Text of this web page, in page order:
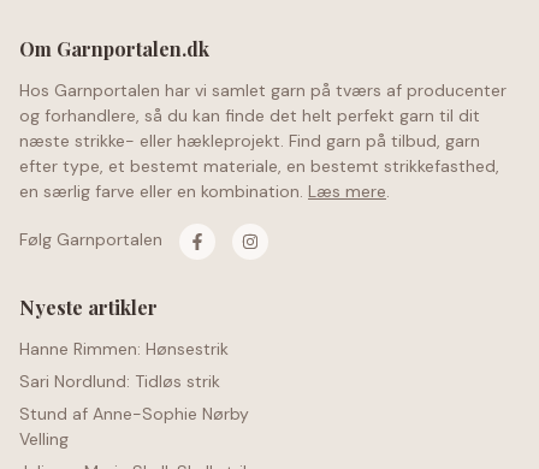
Om Garnportalen.dk
Hos Garnportalen har vi samlet garn på tværs af producenter
og forhandlere, så du kan finde det helt perfekt garn til dit
næste strikke- eller hækleprojekt. Find garn på tilbud, garn
efter type, et bestemt materiale, en bestemt strikkefasthed,
en særlig farve eller en kombination. Læs mere.
Følg Garnportalen
Nyeste artikler
Hanne Rimmen: Hønsestrik
Sari Nordlund: Tidløs strik
Stund af Anne-Sophie Nørby
Velling